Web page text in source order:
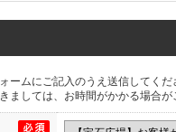
ームにご記入のうえ送信してくだ
ましては、お時間がかかる場合